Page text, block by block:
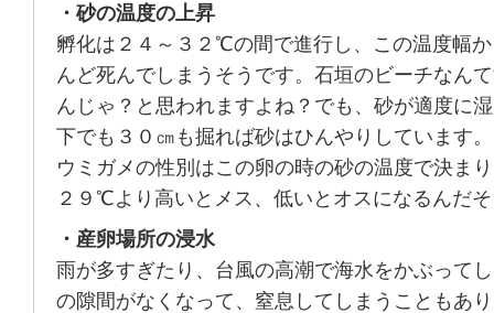
・砂の温度の上昇
孵化は２４～３２℃の間で進行し、この温度幅
んど死んでしまうそうです。石垣のビーチなん
んじゃ？と思われますよね？でも、砂が適度に
下でも３０㎝も掘れば砂はひんやりしています。
ウミガメの性別はこの卵の時の砂の温度で決ま
２９℃より高いとメス、低いとオスになるんだ
・産卵場所の浸水
雨が多すぎたり、台風の高潮で海水をかぶって
の隙間がなくなって、窒息してしまうこともあ